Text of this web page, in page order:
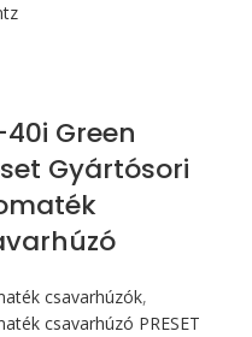
40i Green
Gyártósori
csavarhúzók,
csavarhúzó PRESET